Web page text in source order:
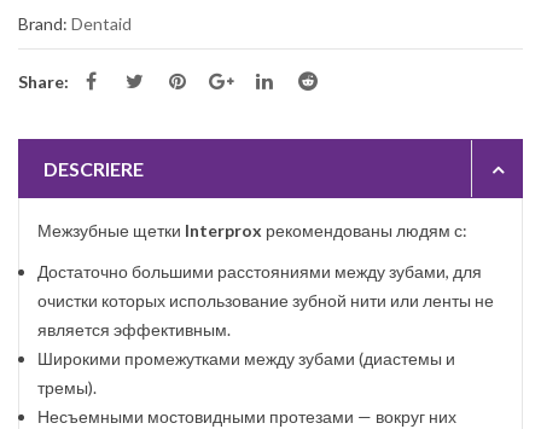
Brand: Dentaid
Share:
DESCRIERE
Межзубные щетки Interprox рекомендованы людям с:
Достаточно большими расстояниями между зубами, для
очистки которых использование зубной нити или ленты не
является эффективным.
Широкими промежутками между зубами (диастемы и
тремы).
Несъемными мостовидными протезами — вокруг них